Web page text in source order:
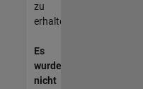
zu
erhalten.
Es
wurden
nicht